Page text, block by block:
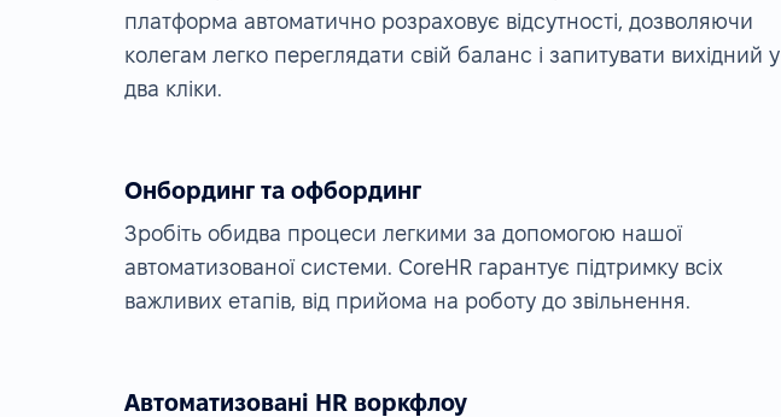
платформа автоматично розраховує відсутності, дозволяючи
колегам легко переглядати свій баланс і запитувати вихідний у
два кліки.
Онбординг та офбординг
Зробіть обидва процеси легкими за допомогою нашої
автоматизованої системи. CoreHR гарантує підтримку всіх
важливих етапів, від прийома на роботу до звільнення.
Автоматизовані HR воркфлоу